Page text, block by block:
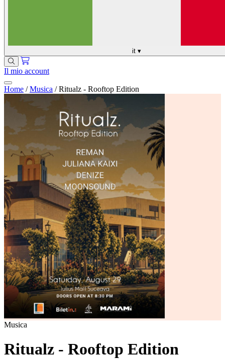
it ▾
Il mio account
Home / Musica / Ritualz - Rooftop Edition
Musica
Ritualz - Rooftop Edition